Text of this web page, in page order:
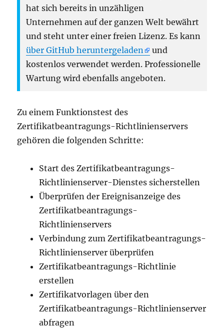
hat sich bereits in unzähligen
Unternehmen auf der ganzen Welt bewährt
und steht unter einer freien Lizenz. Es kann
über GitHub heruntergeladen
und
kostenlos verwendet werden. Professionelle
Wartung wird ebenfalls angeboten.
Zu einem Funktionstest des
Zertifikatbeantragungs-Richtlinienservers
gehören die folgenden Schritte:
Start des Zertifikatbeantragungs-
Richtlinienserver-Dienstes sicherstellen
Überprüfen der Ereignisanzeige des
Zertifikatbeantragungs-
Richtlinienservers
Verbindung zum Zertifikatbeantragungs-
Richtlinienserver überprüfen
Zertifikatbeantragungs-Richtlinie
erstellen
Zertifikatvorlagen über den
Zertifikatbeantragungs-Richtlinienserver
abfragen